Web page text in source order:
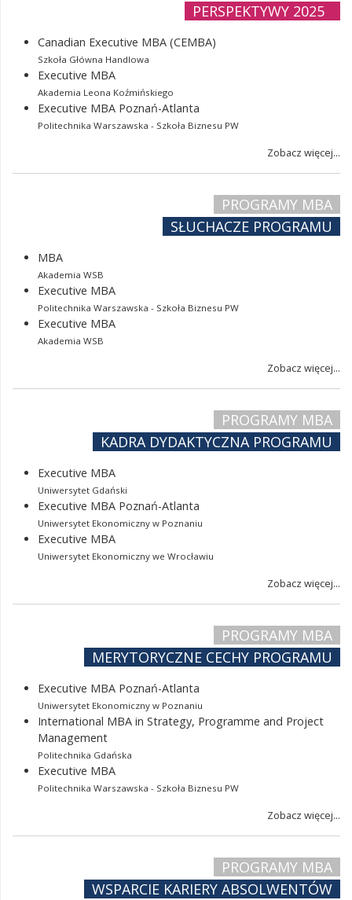
PERSPEKTYWY 2025
Canadian Executive MBA (CEMBA)
Szkoła Główna Handlowa
Executive MBA
Akademia Leona Koźmińskiego
Executive MBA Poznań-Atlanta
Politechnika Warszawska - Szkoła Biznesu PW
Zobacz więcej...
PROGRAMY MBA
SŁUCHACZE PROGRAMU
MBA
Akademia WSB
Executive MBA
Politechnika Warszawska - Szkoła Biznesu PW
Executive MBA
Akademia WSB
Zobacz więcej...
PROGRAMY MBA
KADRA DYDAKTYCZNA PROGRAMU
Executive MBA
Uniwersytet Gdański
Executive MBA Poznań-Atlanta
Uniwersytet Ekonomiczny w Poznaniu
Executive MBA
Uniwersytet Ekonomiczny we Wrocławiu
Zobacz więcej...
PROGRAMY MBA
MERYTORYCZNE CECHY PROGRAMU
Executive MBA Poznań-Atlanta
Uniwersytet Ekonomiczny w Poznaniu
International MBA in Strategy, Programme and Project
Management
Politechnika Gdańska
Executive MBA
Politechnika Warszawska - Szkoła Biznesu PW
Zobacz więcej...
PROGRAMY MBA
WSPARCIE KARIERY ABSOLWENTÓW